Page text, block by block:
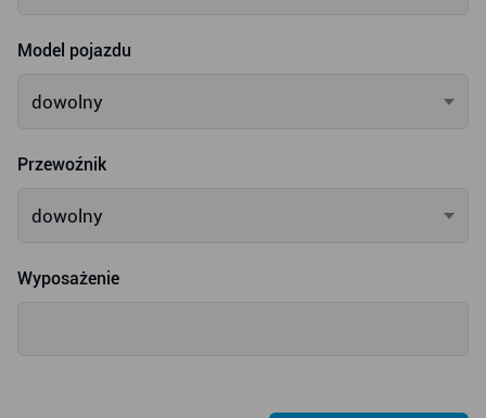
Model pojazdu
dowolny
Przewoźnik
dowolny
Wyposażenie